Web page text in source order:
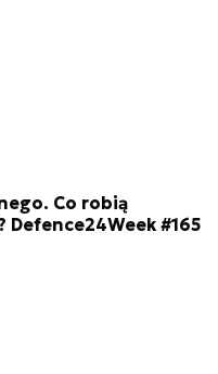
Co robią
Defence24Week #165